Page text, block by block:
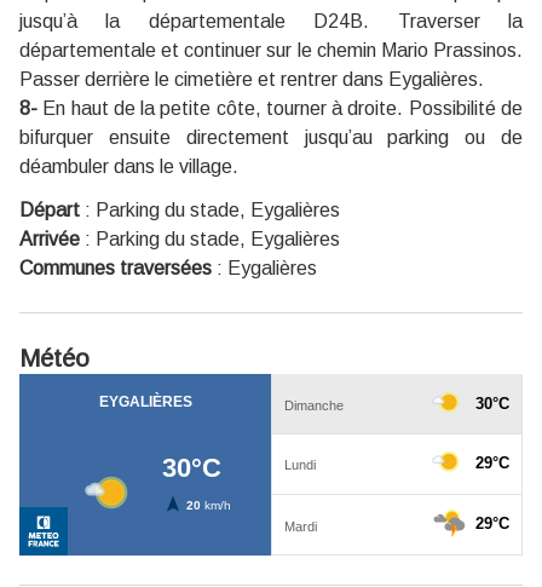
jusqu’à la départementale D24B. Traverser la
départementale et continuer sur le chemin Mario Prassinos.
Passer derrière le cimetière et rentrer dans Eygalières.
8- En haut de la petite côte, tourner à droite. Possibilité de
bifurquer ensuite directement jusqu’au parking ou de
déambuler dans le village.
Départ : Parking du stade, Eygalières
Arrivée : Parking du stade, Eygalières
Communes traversées : Eygalières
Météo